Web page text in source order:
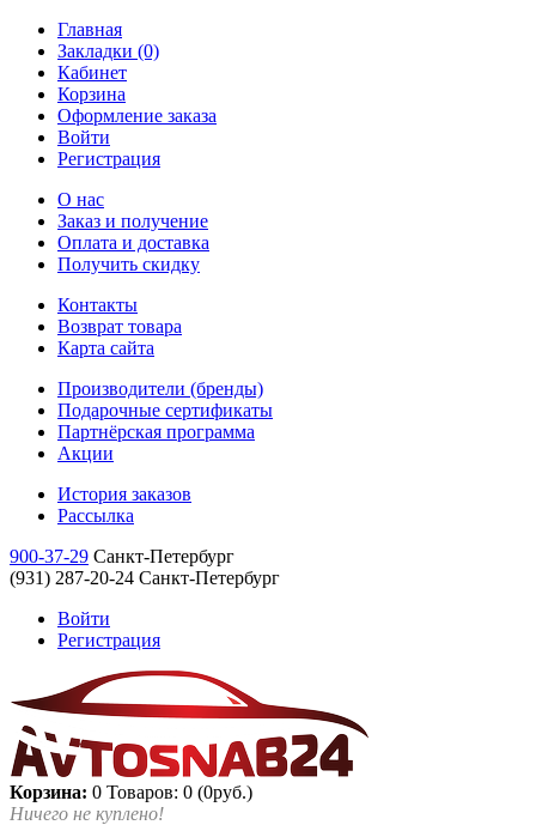
Главная
Закладки (0)
Кабинет
Корзина
Оформление заказа
Войти
Регистрация
О нас
Заказ и получение
Оплата и доставка
Получить скидку
Контакты
Возврат товара
Карта сайта
Производители (бренды)
Подарочные сертификаты
Партнёрская программа
Акции
История заказов
Рассылка
900-37-29 Санкт-Петербург
(931) 287-20-24 Санкт-Петербург
Войти
Регистрация
Корзина: 0 Товаров: 0 (0руб.)
Ничего не куплено!